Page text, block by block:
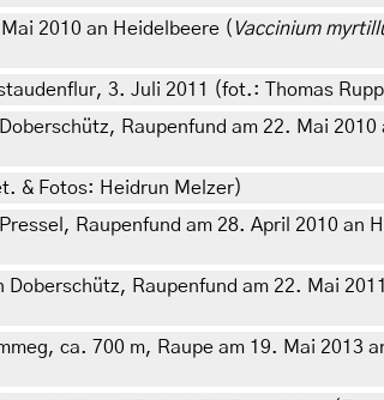
2010 an Heidelbeere ( Vaccinium
3. Juli 2011 (fot.: Thomas
Raupenfund am 22. Mai 2010
& Fotos: Heidrun Melzer)
Raupenfund am 28. April 2010 an
Raupenfund am 22. Mai
ca. 700 m, Raupe am 19. Mai